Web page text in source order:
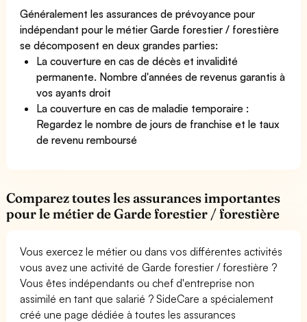
Généralement les assurances de prévoyance pour
indépendant pour le métier Garde forestier / forestière
se décomposent en deux grandes parties:
La couverture en cas de décès et invalidité
permanente. Nombre d'années de revenus garantis à
vos ayants droit
La couverture en cas de maladie temporaire :
Regardez le nombre de jours de franchise et le taux
de revenu remboursé
Comparez toutes les assurances importantes
pour le métier de Garde forestier / forestière
Vous exercez le métier ou dans vos différentes activités
vous avez une activité de Garde forestier / forestière ?
Vous êtes indépendants ou chef d'entreprise non
assimilé en tant que salarié ? SideCare a spécialement
créé une page dédiée à toutes les assurances